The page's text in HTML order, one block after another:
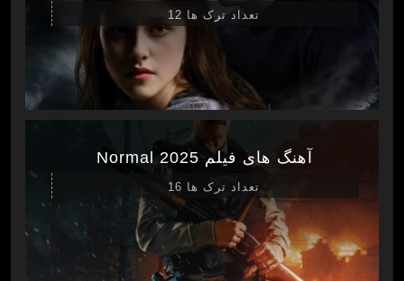
تعداد ترک ها 12
آهنگ های فیلم Normal 2025
تعداد ترک ها 16